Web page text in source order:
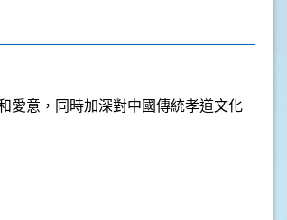
愛意，同時加深對中國傳統孝道文化